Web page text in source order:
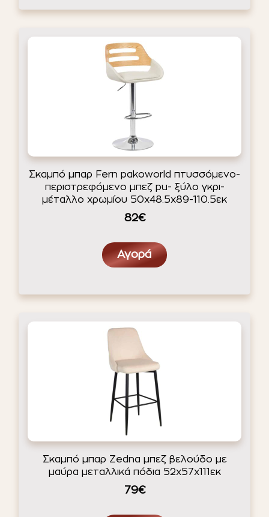
Σκαμπό μπαρ Fern pakoworld πτυσσόμενο-
περιστρεφόμενο μπεζ pu- ξύλο γκρι-
μέταλλο χρωμίου 50x48.5x89-110.5εκ
82€
Αγορά
Σκαμπό μπαρ Zedna μπεζ βελούδο με
μαύρα μεταλλικά πόδια 52x57x111εκ
79€